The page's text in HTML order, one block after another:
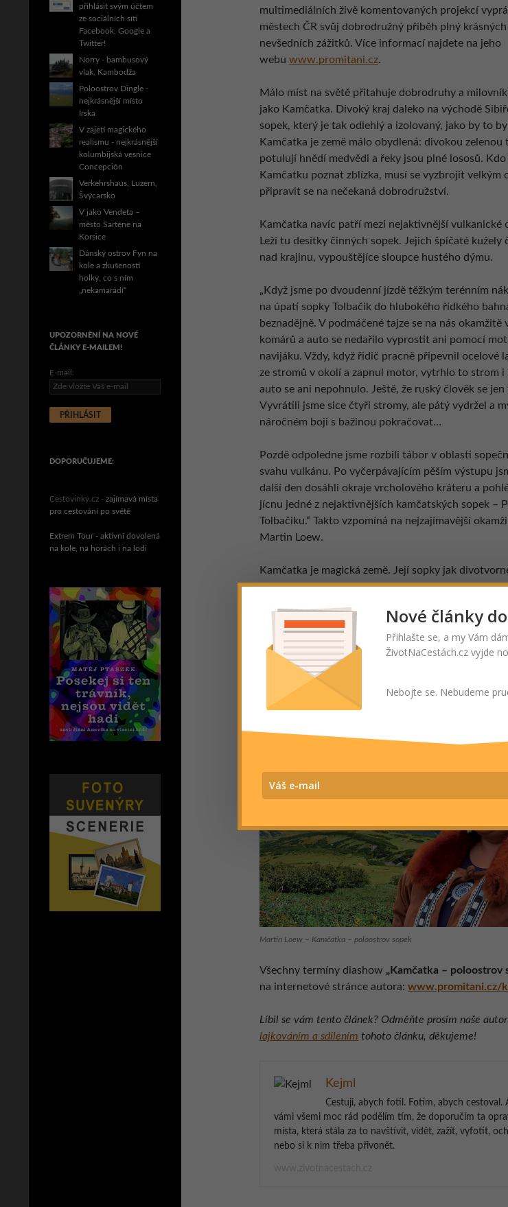
multimediálních živě komentovaných projekcí
městech ČR svůj dobrodružný příběh plný
nevšedních zážitků. Více informací najdete na jeho
webu www.promitani.cz.
Málo míst na světě přitahuje dobrodruhy a
jako Kamčatka. Divoký kraj daleko na východě
sopek, který je tak odlehlý a izolovaný, jako by to
Kamčatka je země málo obydlená: divokou zelenou
potulují hnědí medvědi a řeky jsou plné lososů. Kdo
Kamčatku poznat zblízka, musí se vyzbrojit velkým
připravit se na nečekaná dobrodružství.
Kamčatka navíc patří mezi nejaktivnější vulkanické
Leží tu desítky činných sopek. Jejich špičaté kužely
nad krajinu, vypouštějíce sloupce hustého dýmu.
„Když jsme po dvoudenní jízdě těžkým terénním
na úpatí sopky Tolbačik do hlubokého řídkého
beznadějně. V podmáčené tajze se na nás
komárů a auto se nedařilo vyprostit ani pomocí
navijáku. Vždy, když řidič pracně připevnil ocelové
ze stromů v okolí a zapnul motor, vytrhlo to strom i
auto se ani nepohnulo. Ještě, že ruský člověk se jen
Vyvrátili jsme sice čtyři stromy, ale pátý vydržel a
náročném boji s bažinou pokračovat…
Pozdě odpoledne jsme rozbili tábor v oblasti
svahu vulkánu. Po vyčerpávajícím pěším výstupu
další den dosáhli okraje vrcholového kráteru a
jícnu jedné z nejaktivnějších kamčatských sopek –
Tolbačiku.“ Takto vzpomíná na nejzajímavější
Martin Loew.
Kamčatka je magická země. Její sopky jak
chrlí lávu, popel a dým, ale zároveň pod svou
představit.
„Chci vás tímto pozvat na nejmodernější
tvořenou stovkami fotek, hudbou, filmovými záběry,
mým živým vyprávěním,“ uzavírá pozvánku
Martin Loew – Kamčatka – poloostrov sopek
Všechny termíny diashow „Kamčatka – poloostrov
na internetové stránce autora: www.promitani.cz/
Líbil se vám tento článek? Odměňte prosím naše
lajkováním a sdílením tohoto článku, děkujeme!
Kejml
Cestuji, abych fotil. Fotím, abych cestoval.
vámi všemi moc rád podělím tím, že doporučím ta
místa, která stála za to navštívit, vidět, zažít, vyfotit,
nebo si k nim třeba přivonět.
přihlásit svým účtem
ze sociálních sítí
Facebook, Google a
Twitter!
Norry - bambusový
vlak, Kambodža
Poloostrov Dingle -
nejkrásnější místo
Irska
V zajetí magického
realismu - nejkrásnější
kolumbijská vesnice
Concepción
Verkehrshaus, Luzern,
Švýcarsko
V jako Vendeta –
město Sartène na
Korsice
Dánský ostrov Fyn na
kole a zkušenosti
holky, co s ním
„nekamarádí“
UPOZORNĚNÍ NA NOVÉ
ČLÁNKY E-MAILEM!
E-mail:
DOPORUČUJEME:
Cestovinky.cz - zajímavá místa
pro cestování po světě
Extrem Tour - aktivní dovolená
na kole, na horách i na lodi
Nové články
Přihlašte se, a my Vám
ŽivotNaCestách.cz vyjde
Nebojte se. Nebudeme